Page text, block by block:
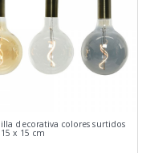
decorativa colores surtidos
x 15 cm